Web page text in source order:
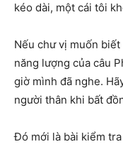
kéo dài, một cái tôi
Nếu chư vị muốn
năng lượng của câu
giờ mình đã nghe.
người thân khi bất
Đó mới là bài kiểm